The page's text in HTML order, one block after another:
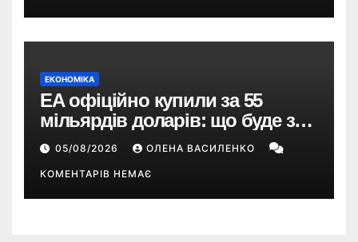
ЕКОНОМІКА
EA офіційно купили за 55
мільярдів доларів: що буде з
EA Sports FC, Battlefield і The
Sims
05/08/2026 ОЛЕНА ВАСИЛЕНКО
КОМЕНТАРІВ НЕМАЄ